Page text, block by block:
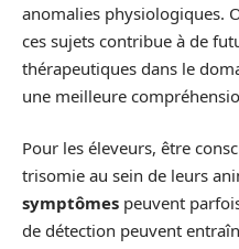
anomalies physiologiques.
ces sujets contribue à de
thérapeutiques dans le
une meilleure
Pour les éleveurs, être
trisomie au sein de leurs
symptômes peuvent
de détection peuvent